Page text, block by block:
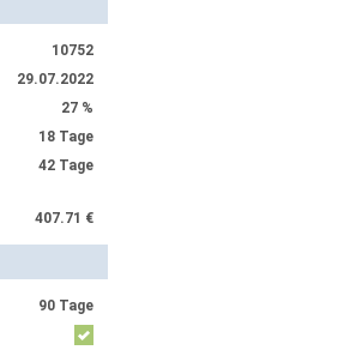
10752
29.07.2022
27 %
18 Tage
42 Tage
407.71 €
90 Tage